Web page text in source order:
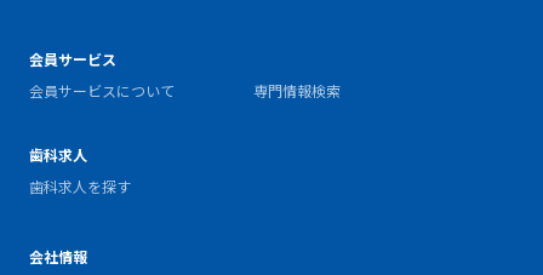
会員サービス
会員サービスについて
専門情報検索
歯科求人
歯科求人を探す
会社情報